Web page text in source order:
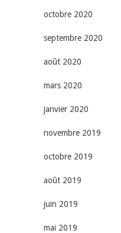
octobre 2020
septembre 2020
août 2020
mars 2020
janvier 2020
novembre 2019
octobre 2019
août 2019
juin 2019
mai 2019